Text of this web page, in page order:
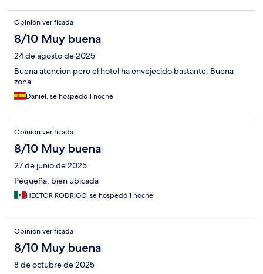
Opinión verificada
8/10 Muy buena
24 de agosto de 2025
Buena atencion pero el hotel ha envejecido bastante. Buena
zona
Daniel, se hospedó 1 noche
Opinión verificada
8/10 Muy buena
27 de junio de 2025
Péqueña, bien ubicada
HECTOR RODRIGO, se hospedó 1 noche
Opinión verificada
8/10 Muy buena
8 de octubre de 2025